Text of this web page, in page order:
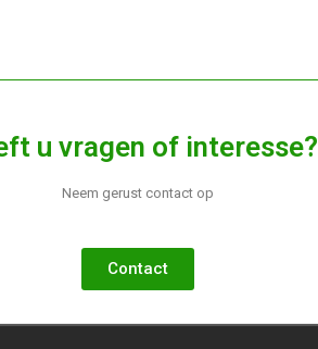
u vragen of interesse?
Neem gerust contact op
Contact